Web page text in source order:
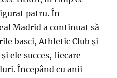
patru. În
Madrid a continuat să
basci, Athletic Club și
ele succes, fiecare
Începând cu anii